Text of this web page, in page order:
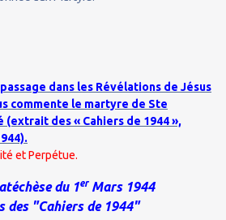
dans les Révélations de Jésus
commente le martyre de Ste
des « Cahiers de 1944 »,
et Perpétue.
du 1erMars 1944
des "Cahiers de 1944"